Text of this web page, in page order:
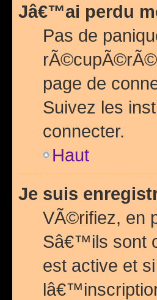
Jâ€™ai perdu
Pas de
page de
Suivez les
connecter.
Haut
Je suis
VÃ©rifiez, en
Sâ€™ils sont
est active et